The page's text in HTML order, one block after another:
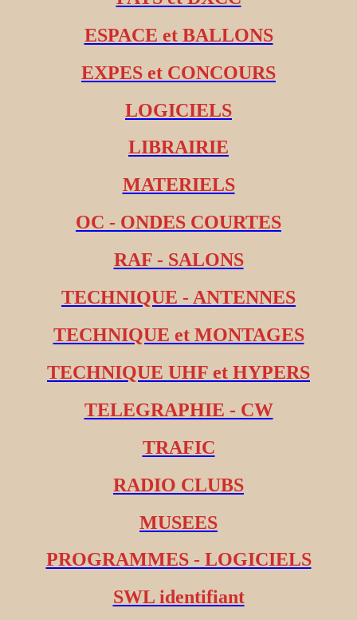
ESPACE et BALLONS
EXPES et CONCOURS
LOGICIELS
LIBRAIRIE
MATERIELS
OC - ONDES COURTES
RAF - SALONS
TECHNIQUE - ANTENNES
TECHNIQUE et MONTAGES
TECHNIQUE UHF et HYPERS
TELEGRAPHIE - CW
TRAFIC
RADIO CLUBS
MUSEES
PROGRAMMES - LOGICIELS
SWL identifiant